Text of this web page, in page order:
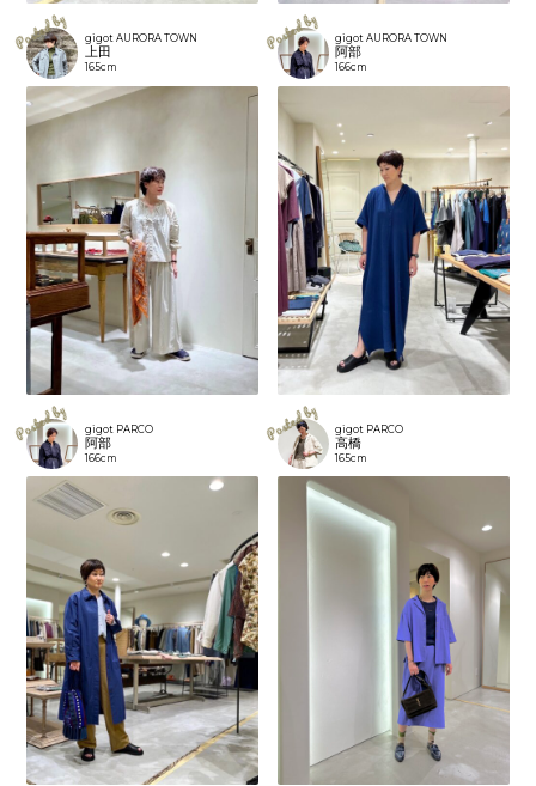
gigot AURORA TOWN
上田
165cm
gigot AURORA TOWN
阿部
166cm
gigot PARCO
阿部
166cm
gigot PARCO
高橋
165cm